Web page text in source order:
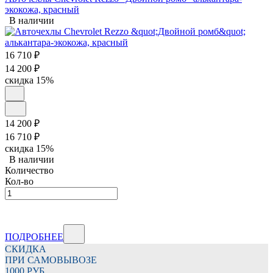
экокожа, красный
В наличии
16 710 ₽
14 200 ₽
скидка 15%
14 200 ₽
16 710 ₽
скидка 15%
В наличии
Количество
Кол-во
ПОДРОБНЕЕ
СКИДКА
ПРИ САМОВЫВОЗЕ
1000 РУБ.